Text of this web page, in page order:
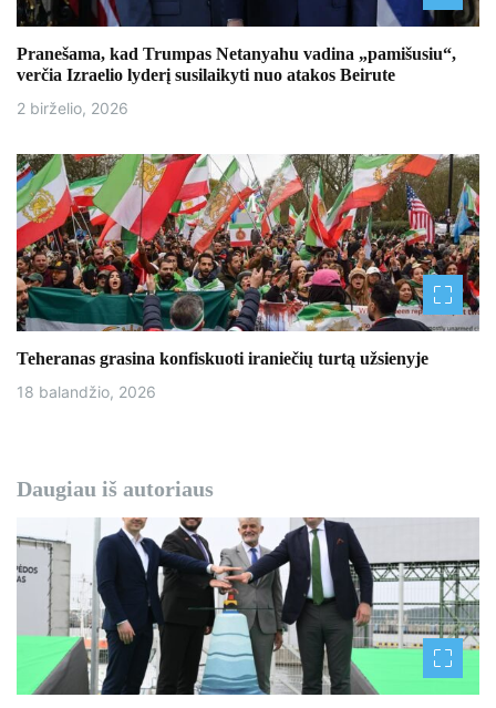
a
š
ų
Pranešama, kad Trumpas Netanyahu vadina „pamišusiu“,
verčia Izraelio lyderį susilaikyti nuo atakos Beirute
2 birželio, 2026
Teheranas grasina konfiskuoti iraniečių turtą užsienyje
18 balandžio, 2026
Daugiau iš autoriaus